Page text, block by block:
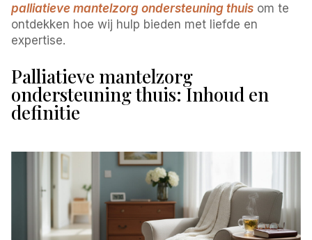
palliatieve mantelzorg ondersteuning thuis om te
ontdekken hoe wij hulp bieden met liefde en
expertise.
Palliatieve mantelzorg
ondersteuning thuis: Inhoud en
definitie